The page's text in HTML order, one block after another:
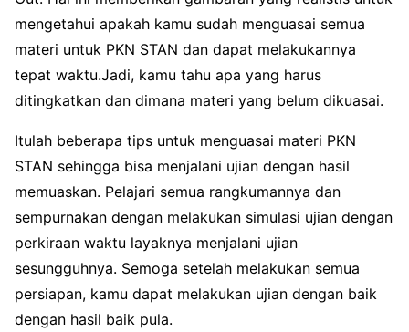
mengetahui apakah kamu sudah menguasai semua
materi untuk PKN STAN dan dapat melakukannya
tepat waktu.Jadi, kamu tahu apa yang harus
ditingkatkan dan dimana materi yang belum dikuasai.
Itulah beberapa tips untuk menguasai materi PKN
STAN sehingga bisa menjalani ujian dengan hasil
memuaskan. Pelajari semua rangkumannya dan
sempurnakan dengan melakukan simulasi ujian dengan
perkiraan waktu layaknya menjalani ujian
sesungguhnya. Semoga setelah melakukan semua
persiapan, kamu dapat melakukan ujian dengan baik
dengan hasil baik pula.